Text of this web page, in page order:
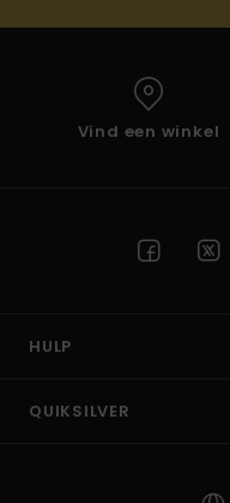
Vind een winkel
HULP
QUIKSILVER